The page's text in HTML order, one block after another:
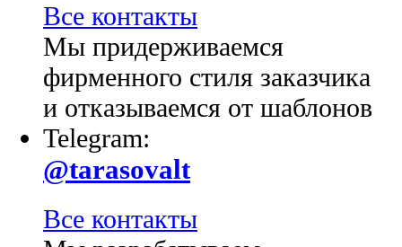
Все контакты
Мы придерживаемся
фирменного стиля заказчика
и отказываемся от шаблонов
Telegram:
@tarasovalt
Все контакты